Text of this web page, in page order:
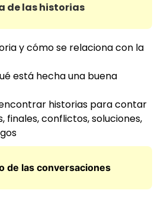
de las historias
y cómo se relaciona con la
está hecha una buena
historias para contar
finales, conflictos, soluciones,
de las conversaciones